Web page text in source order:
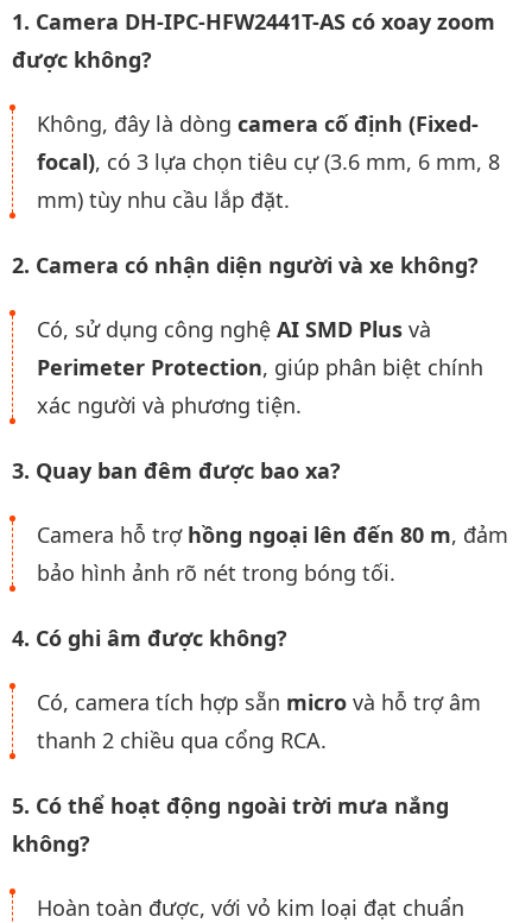
1. Camera DH-IPC-HFW2441T-AS có xoay zoom
được không?
Không, đây là dòng camera cố định (Fixed-
focal), có 3 lựa chọn tiêu cự (3.6 mm, 6 mm, 8
mm) tùy nhu cầu lắp đặt.
2. Camera có nhận diện người và xe không?
Có, sử dụng công nghệ AI SMD Plus và
Perimeter Protection, giúp phân biệt chính
xác người và phương tiện.
3. Quay ban đêm được bao xa?
Camera hỗ trợ hồng ngoại lên đến 80 m, đảm
bảo hình ảnh rõ nét trong bóng tối.
4. Có ghi âm được không?
Có, camera tích hợp sẵn micro và hỗ trợ âm
thanh 2 chiều qua cổng RCA.
5. Có thể hoạt động ngoài trời mưa nắng
không?
Hoàn toàn được, với vỏ kim loại đạt chuẩn